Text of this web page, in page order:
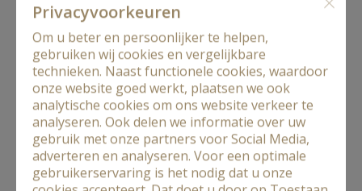
Privacy­voorkeuren
Om u beter en persoonlijker te helpen,
gebruiken wij cookies en vergelijkbare
technieken. Naast functionele cookies, waardoor
onze website goed werkt, plaatsen we ook
analytische cookies om ons website verkeer te
analyseren. Ook delen we informatie over uw
gebruik met onze partners voor Social Media,
adverteren en analyseren. Voor een optimale
gebruikerservaring is het nodig dat u onze
Luxe velvet/fluwelen toilettas met
geborduurde naam
Persoonlijke toilettas met naam. Leverbaar in 2
kleuren en 2 afmetingen. Een musthave voor alle
mode bewuste vrouwen.
Leverbaar in roze en grijs.
Small: 23 x 11 x 11 cm, inhoud 2,5 Liter